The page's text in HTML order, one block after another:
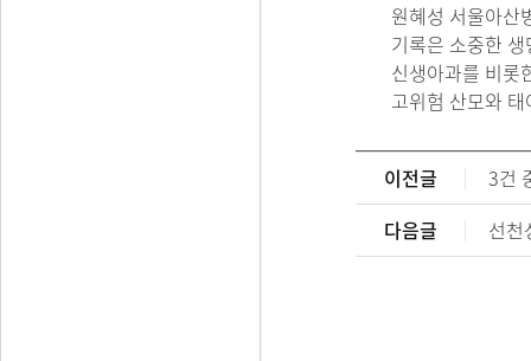
원혜성 서울아산
기록은 소중한
신생아과를 비롯
고위험 산모와
이전글
3건
다음글
선천